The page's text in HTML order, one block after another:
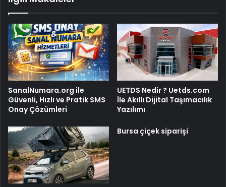
SanalNumara.org ile
Güvenli, Hızlı ve Pratik SMS
Onay Çözümleri
UETDS Nedir ? Uetds.com
İle Akıllı Dijital Taşımacılık
Yazılımı
Bursa çiçek siparişi